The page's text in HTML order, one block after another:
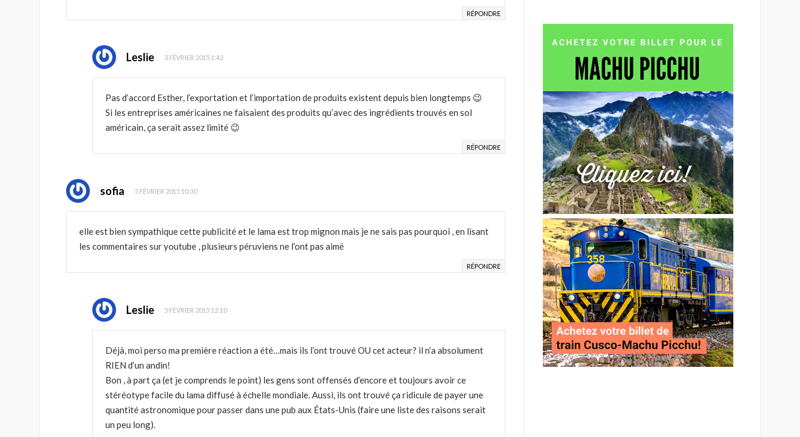
RÉPONDRE
Leslie 3 FÉVRIER 2015 1:42
Pas d’accord Esther, l’exportation et l’importation de produits existent depuis bien longtemps 😉
Si les entreprises américaines ne faisaient des produits qu’avec des ingrédients trouvés en sol
américain, ça serait assez limité 😉
RÉPONDRE
sofia 5 FÉVRIER 2015 10:30
elle est bien sympathique cette publicité et le lama est trop mignon mais je ne sais pas pourquoi , en lisant
les commentaires sur youtube , plusieurs péruviens ne l’ont pas aimé
RÉPONDRE
Leslie 5 FÉVRIER 2015 12:10
Déjà, moi perso ma première réaction a été…mais ils l’ont trouvé OU cet acteur? il n’a absolument
RIEN d’un andin!
Bon , à part ça (et je comprends le point) les gens sont offensés d’encore et toujours avoir ce
stéréotype facile du lama diffusé à échelle mondiale. Aussi, ils ont trouvé ça ridicule de payer une
quantité astronomique pour passer dans une pub aux États-Unis (faire une liste des raisons serait
un peu long).